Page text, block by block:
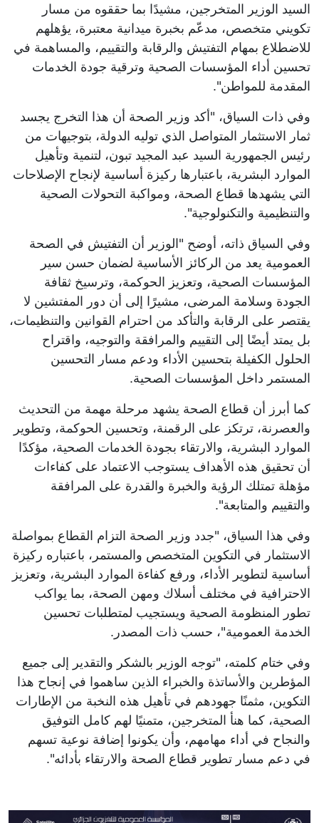
السيد الوزير المتخرجين، مشيدًا بما حققوه من مسار
تكويني متخصص، مدعّم بخبرة ميدانية معتبرة، يؤهلهم
للاضطلاع بمهام التفتيش والرقابة والتقييم، والمساهمة في
تحسين أداء المؤسسات الصحية وترقية جودة الخدمات
المقدمة للمواطن".
وفي ذات السياق، "أكد وزير الصحة أن هذا التخرج يجسد
ثمار الاستثمار المتواصل الذي توليه الدولة، بتوجيهات من
رئيس الجمهورية السيد عبد المجيد تبون، لتنمية وتأهيل
الموارد البشرية، باعتبارها ركيزة أساسية لإنجاح الإصلاحات
التي يشهدها قطاع الصحة، ومواكبة التحولات الصحية
والتنظيمية والتكنولوجية".
وفي السياق ذاته، أوضح "الوزير أن التفتيش في الصحة
العمومية يعد من الركائز الأساسية لضمان حسن سير
المؤسسات الصحية، وتعزيز الحوكمة، وترسيخ ثقافة
الجودة وسلامة المرضى، مشيرًا إلى أن دور المفتشين لا
يقتصر على الرقابة والتأكد من احترام القوانين والتنظيمات،
بل يمتد أيضًا إلى التقييم والمرافقة والتوجيه، واقتراح
الحلول الكفيلة بتحسين الأداء ودعم مسار التحسين
المستمر داخل المؤسسات الصحية.
كما أبرز أن قطاع الصحة يشهد مرحلة مهمة من التحديث
والعصرنة، ترتكز على الرقمنة، وتحسين الحوكمة، وتطوير
الموارد البشرية، والارتقاء بجودة الخدمات الصحية، مؤكدًا
أن تحقيق هذه الأهداف يستوجب الاعتماد على كفاءات
مؤهلة تمتلك الرؤية والخبرة والقدرة على المرافقة
والتقييم والمتابعة".
وفي هذا السياق، "جدد وزير الصحة التزام القطاع بمواصلة
الاستثمار في التكوين المتخصص والمستمر، باعتباره ركيزة
أساسية لتطوير الأداء، ورفع كفاءة الموارد البشرية، وتعزيز
الاحترافية في مختلف أسلاك ومهن الصحة، بما يواكب
تطور المنظومة الصحية ويستجيب لمتطلبات تحسين
الخدمة العمومية"، حسب ذات المصدر.
وفي ختام كلمته، "توجه الوزير بالشكر والتقدير إلى جميع
المؤطرين والأساتذة والخبراء الذين ساهموا في إنجاح هذا
التكوين، مثمنًا جهودهم في تأهيل هذه النخبة من الإطارات
الصحية، كما هنأ المتخرجين، متمنيًا لهم كامل التوفيق
والنجاح في أداء مهامهم، وأن يكونوا إضافة نوعية تسهم
في دعم مسار تطوير قطاع الصحة والارتقاء بأدائه".